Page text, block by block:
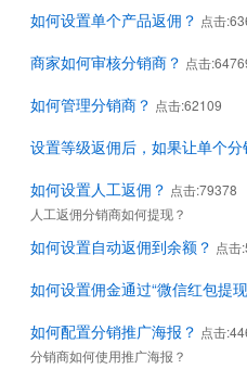
如何设置单个产品返佣？ 点击
商家如何审核分销商？ 点击
如何管理分销商？ 点击:62109
设置等级返佣后，如果让单个分
如何设置人工返佣？ 点击:79378
人工返佣分销商如何提现？
如何设置自动返佣到余额？ 点击
如何设置佣金通过“微信红包提
如何配置分销推广海报？ 点击
分销商如何使用推广海报？